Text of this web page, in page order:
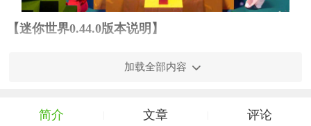
【迷你世界0.44.0版本说明】
物，它们各自拥有独特的外观和习性，为玩家的探险之旅增添了
2. 全新方块与道具：新增了多种方块和道具，包括但不限于
加载全部内容
简介 文章 评论